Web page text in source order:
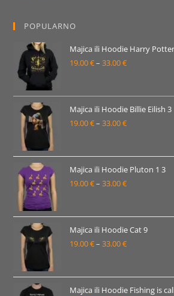
33.00 €
POPULARNO
Majica ili Hoodie Harry
19.00€– 33.00€Raspon
19.00 €
do
Majica ili Hoodie Billie Eilish 3
19.00€– 33.00€Raspon
19.00 €
do
Majica ili Hoodie Pluton 1 3
19.00€– 33.00€Raspon
19.00 €
do
Majica ili Hoodie Cat 9
19.00€– 33.00€Raspon
19.00 €
Majica ili Hoodie Fishing is